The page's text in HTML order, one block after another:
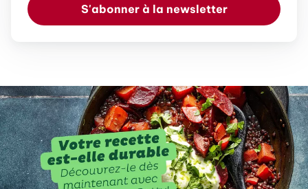
S'abonner à la newsletter